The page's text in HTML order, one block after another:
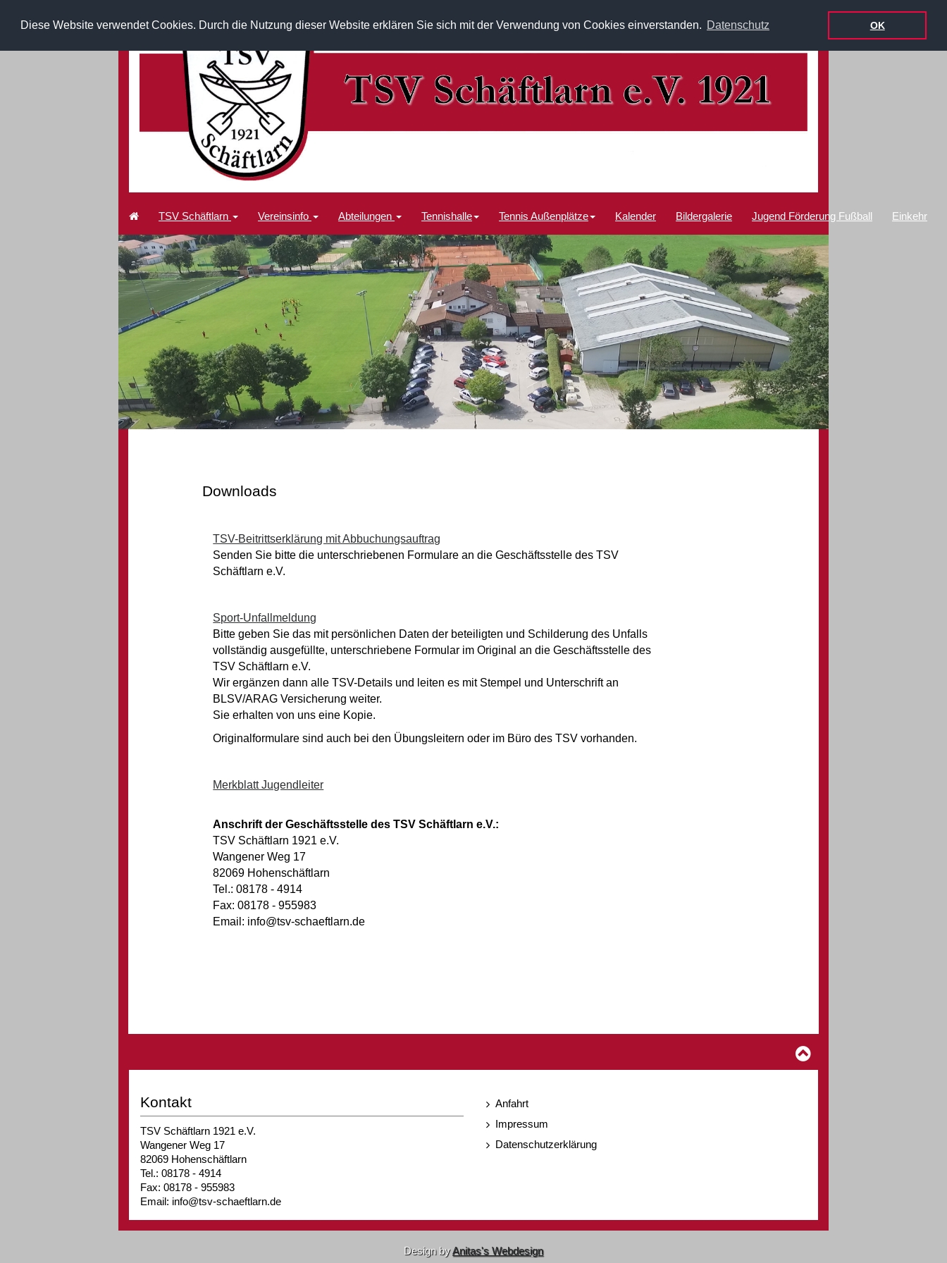
Diese Website verwendet Cookies. Durch die Nutzung dieser Website erklären Sie sich mit der Verwendung von Cookies einverstanden. Datenschutz OK
TSV Schäftlarn Vereinsinfo Abteilungen Tennishalle Tennis Außenplätze Kalender Bildergalerie Jugend Förderung Fußball Einkehr
Downloads
TSV-Beitrittserklärung mit Abbuchungsauftrag
Senden Sie bitte die unterschriebenen Formulare an die Geschäftsstelle des TSV
Schäftlarn e.V.
Sport-Unfallmeldung
Bitte geben Sie das mit persönlichen Daten der beteiligten und Schilderung des Unfalls
vollständig ausgefüllte, unterschriebene Formular im Original an die Geschäftsstelle des
TSV Schäftlarn e.V.
Wir ergänzen dann alle TSV-Details und leiten es mit Stempel und Unterschrift an
BLSV/ARAG Versicherung weiter.
Sie erhalten von uns eine Kopie.
Originalformulare sind auch bei den Übungsleitern oder im Büro des TSV vorhanden.
Merkblatt Jugendleiter
Anschrift der Geschäftsstelle des TSV Schäftlarn e.V.:
TSV Schäftlarn 1921 e.V.
Wangener Weg 17
82069 Hohenschäftlarn
Tel.: 08178 - 4914
Fax: 08178 - 955983
Email: info@tsv-schaeftlarn.de
Kontakt
TSV Schäftlarn 1921 e.V.
Wangener Weg 17
82069 Hohenschäftlarn
Tel.: 08178 - 4914
Fax: 08178 - 955983
Email: info@tsv-schaeftlarn.de
Anfahrt
Impressum
Datenschutzerklärung
Design byAnitas's Webdesign